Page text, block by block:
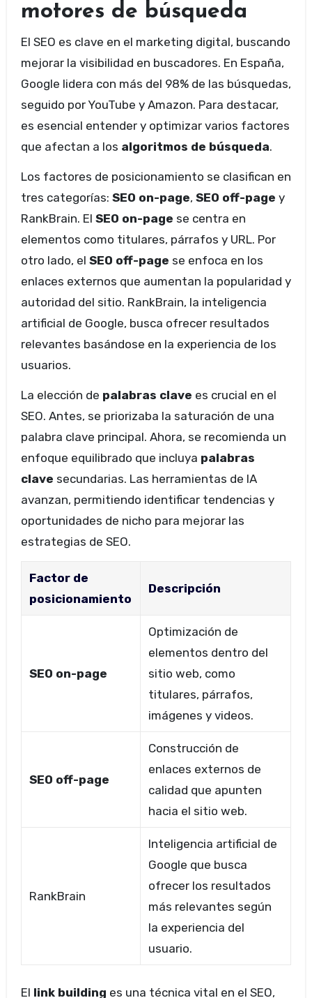
motores de búsqueda
El SEO es clave en el marketing digital, buscando
mejorar la visibilidad en buscadores. En España,
Google lidera con más del 98% de las búsquedas,
seguido por YouTube y Amazon. Para destacar,
es esencial entender y optimizar varios factores
que afectan a los algoritmos de búsqueda.
Los factores de posicionamiento se clasifican en
tres categorías: SEO on-page, SEO off-page y
RankBrain. El SEO on-page se centra en
elementos como titulares, párrafos y URL. Por
otro lado, el SEO off-page se enfoca en los
enlaces externos que aumentan la popularidad y
autoridad del sitio. RankBrain, la inteligencia
artificial de Google, busca ofrecer resultados
relevantes basándose en la experiencia de los
usuarios.
La elección de palabras clave es crucial en el
SEO. Antes, se priorizaba la saturación de una
palabra clave principal. Ahora, se recomienda un
enfoque equilibrado que incluya palabras
clave secundarias. Las herramientas de IA
avanzan, permitiendo identificar tendencias y
oportunidades de nicho para mejorar las
estrategias de SEO.
Factor de
posicionamiento
Descripción
SEO on-page
Optimización de
elementos dentro del
sitio web, como
titulares, párrafos,
imágenes y videos.
SEO off-page
Construcción de
enlaces externos de
calidad que apunten
hacia el sitio web.
RankBrain
Inteligencia artificial de
Google que busca
ofrecer los resultados
más relevantes según
la experiencia del
usuario.
El link building es una técnica vital en el SEO,